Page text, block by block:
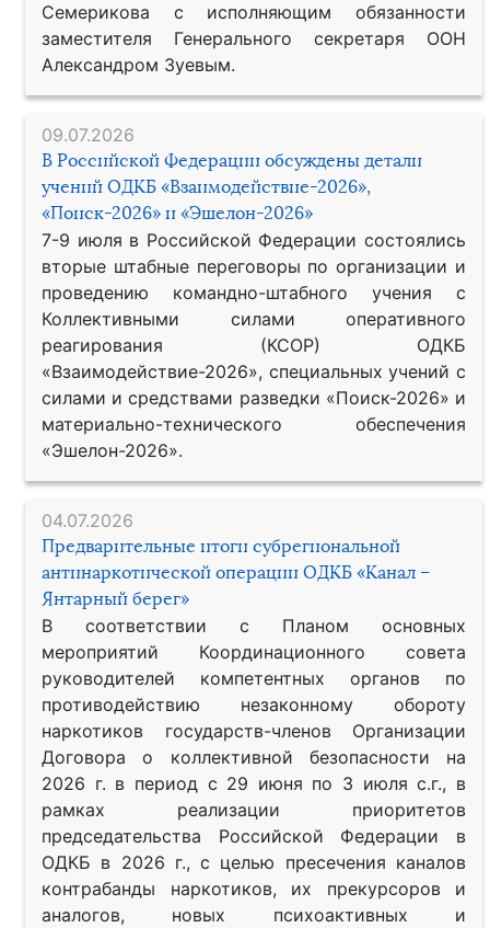
Семерикова с исполняющим обязанности
заместителя Генерального секретаря ООН
Александром Зуевым.
09.07.2026
В Российской Федерации обсуждены детали
учений ОДКБ «Взаимодействие-2026»,
«Поиск-2026» и «Эшелон-2026»
7-9 июля в Российской Федерации состоялись
вторые штабные переговоры по организации и
проведению командно-штабного учения с
Коллективными силами оперативного
реагирования (КСОР) ОДКБ
«Взаимодействие-2026», специальных учений с
силами и средствами разведки «Поиск-2026» и
материально-технического обеспечения
«Эшелон-2026».
04.07.2026
Предварительные итоги субрегиональной
антинаркотической операции ОДКБ «Канал –
Янтарный берег»
В соответствии с Планом основных
мероприятий Координационного совета
руководителей компетентных органов по
противодействию незаконному обороту
наркотиков государств-членов Организации
Договора о коллективной безопасности на
2026 г. в период с 29 июня по 3 июля с.г., в
рамках реализации приоритетов
председательства Российской Федерации в
ОДКБ в 2026 г., с целью пресечения каналов
контрабанды наркотиков, их прекурсоров и
аналогов, новых психоактивных и